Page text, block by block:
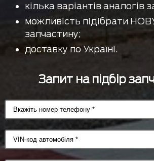
кілька варіантів аналогів
можливість підібрати
запчастину;
доставку по Україні.
Запит на підбір